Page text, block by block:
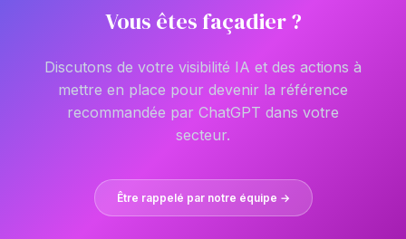
Vous êtes façadier ?
Discutons de votre visibilité IA et des actions à
mettre en place pour devenir la référence
recommandée par ChatGPT dans votre
secteur.
Être rappelé par notre équipe →